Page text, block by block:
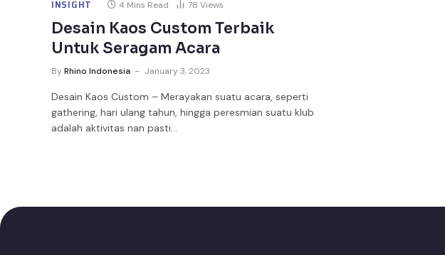
INSIGHT 4 Mins Read 78 Views
Desain Kaos Custom Terbaik
Untuk Seragam Acara
ByRhino Indonesia January 3, 2023
Desain Kaos Custom – Merayakan suatu acara, seperti
gathering, hari ulang tahun, hingga peresmian suatu klub
adalah aktivitas nan pasti…